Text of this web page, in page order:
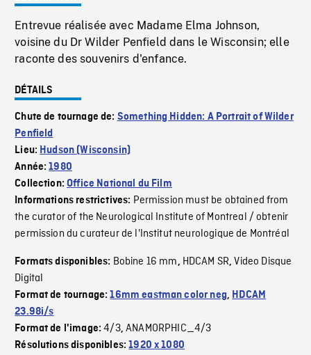
Entrevue réalisée avec Madame Elma Johnson,
voisine du Dr Wilder Penfield dans le Wisconsin; elle
raconte des souvenirs d'enfance.
DÉTAILS
Chute de tournage de: Something Hidden: A Portrait of Wilder
Penfield
Lieu: Hudson (Wisconsin)
Année:1980
Collection:Office National du Film
Informations restrictives: Permission must be obtained from
the curator of the Neurological Institute of Montreal / obtenir
permission du curateur de l'Institut neurologique de Montréal
Formats disponibles: Bobine 16 mm, HDCAM SR,Video Disque
Digital
Format de tournage:16mm eastman color neg, HDCAM
23.98i/s
Format de l'image:4/3,ANAMORPHIC_4/3
Résolutions disponibles:1920 x 1080